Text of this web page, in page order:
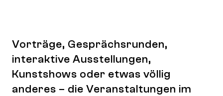
Vorträge, Gesprächsrunden,
interaktive Ausstellungen,
Kunstshows oder etwas völlig
anderes – die Veranstaltungen im